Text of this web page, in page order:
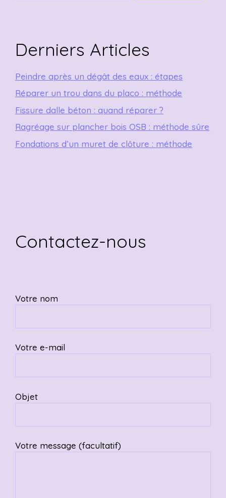
Derniers Articles
Peindre après un dégât des eaux : étapes
Réparer un trou dans du placo : méthode
Fissure dalle béton : quand réparer ?
Ragréage sur plancher bois OSB : méthode sûre
Fondations d’un muret de clôture : méthode
Contactez-nous
Votre nom
Votre e-mail
Objet
Votre message (facultatif)